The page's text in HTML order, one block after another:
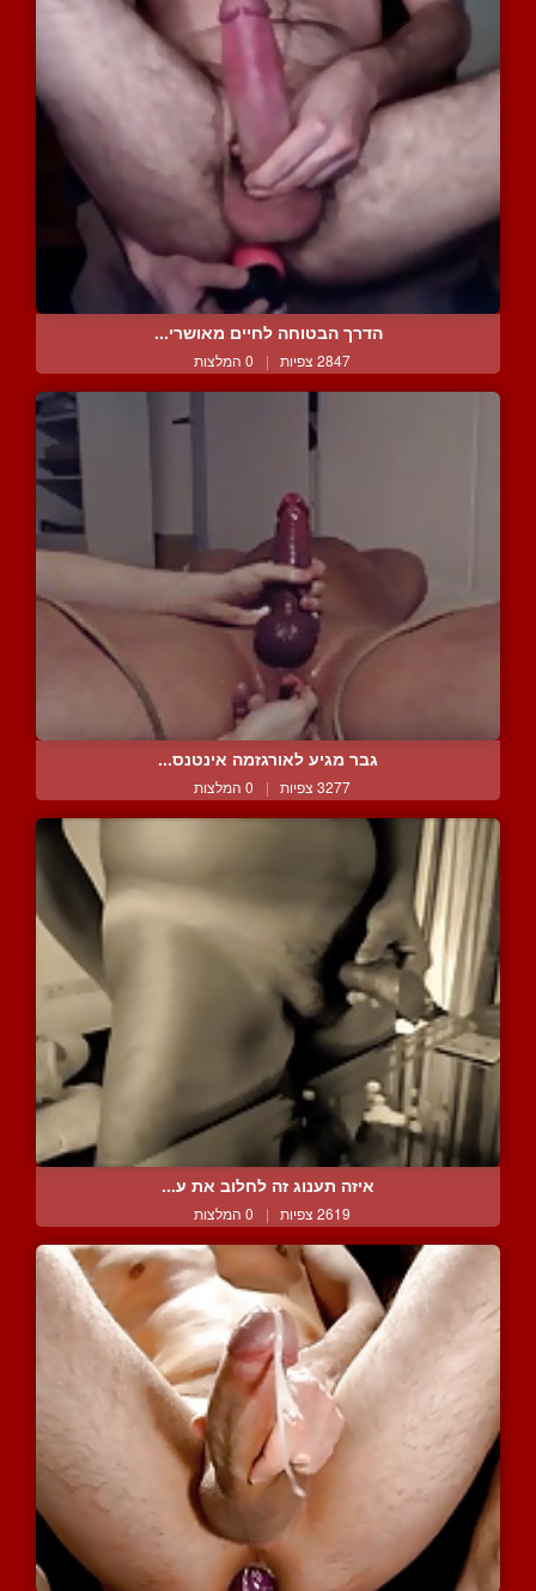
הדרך הבטוחה לחיים מאושרי...
2847 צפיות | 0 המלצות
גבר מגיע לאורגזמה אינטנס...
3277 צפיות | 0 המלצות
איזה תענוג זה לחלוב את ע...
2619 צפיות | 0 המלצות